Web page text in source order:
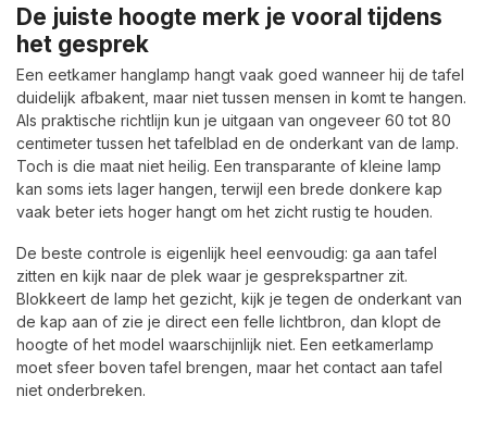
De juiste hoogte merk je vooral tijdens
het gesprek
Een eetkamer hanglamp hangt vaak goed wanneer hij de tafel
duidelijk afbakent, maar niet tussen mensen in komt te hangen.
Als praktische richtlijn kun je uitgaan van ongeveer 60 tot 80
centimeter tussen het tafelblad en de onderkant van de lamp.
Toch is die maat niet heilig. Een transparante of kleine lamp
kan soms iets lager hangen, terwijl een brede donkere kap
vaak beter iets hoger hangt om het zicht rustig te houden.
De beste controle is eigenlijk heel eenvoudig: ga aan tafel
zitten en kijk naar de plek waar je gesprekspartner zit.
Blokkeert de lamp het gezicht, kijk je tegen de onderkant van
de kap aan of zie je direct een felle lichtbron, dan klopt de
hoogte of het model waarschijnlijk niet. Een eetkamerlamp
moet sfeer boven tafel brengen, maar het contact aan tafel
niet onderbreken.